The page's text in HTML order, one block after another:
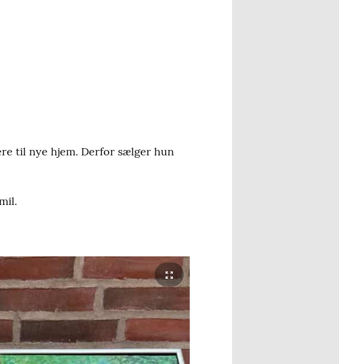
til nye hjem. Derfor sælger hun